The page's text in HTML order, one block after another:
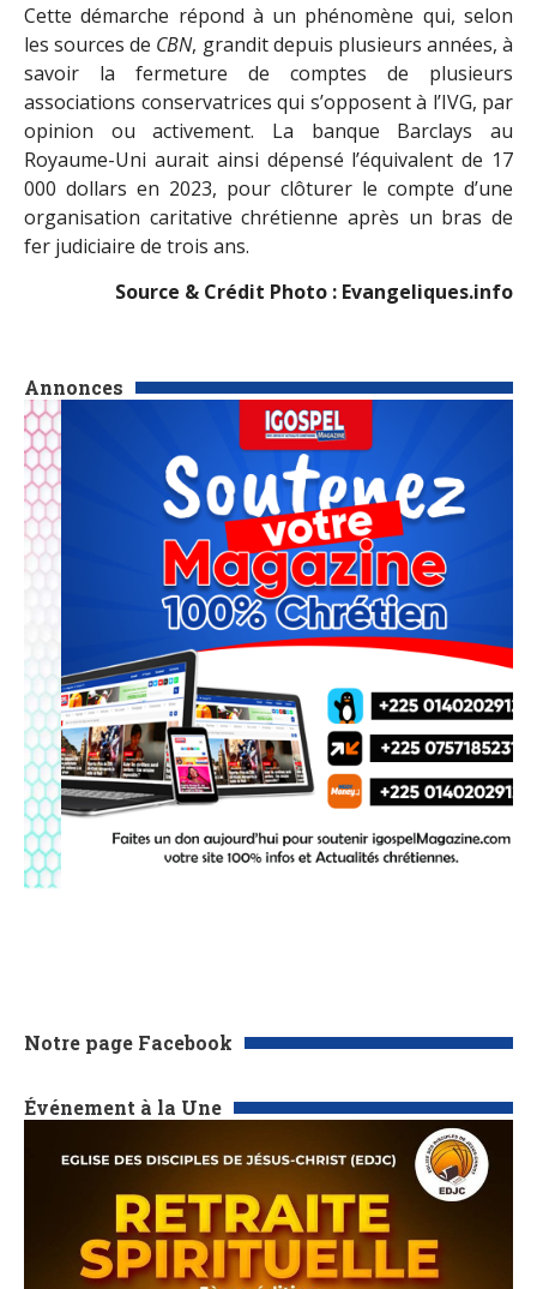
Annonces
Notre page Facebook
Événement à la Une
Cette démarche répond à un phénomène qui, selon
les sources de CBN, grandit depuis plusieurs années, à
savoir la fermeture de comptes de plusieurs
associations conservatrices qui s’opposent à l’IVG, par
opinion ou activement. La banque Barclays au
Royaume-Uni aurait ainsi dépensé l’équivalent de 17
000 dollars en 2023, pour clôturer le compte d’une
organisation caritative chrétienne après un bras de
fer judiciaire de trois ans.
Source & Crédit Photo : Evangeliques.info